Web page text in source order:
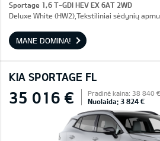
Sportage 1,6 T-GDI HEV EX 6AT 2WD
Deluxe White (HW2),Tekstiliniai sėdynių
MANE DOMINA!
KIA SPORTAGE FL
35 016 € Pradinė kaina: 38 840 €
Nuolaida: 3 824 €